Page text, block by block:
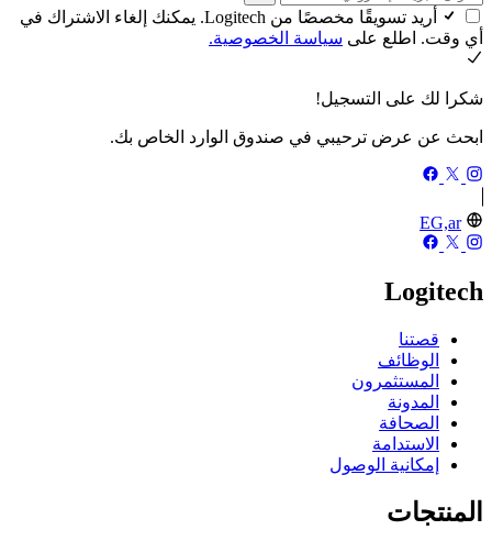
أريد تسويقًا مخصصًا من Logitech. يمكنك إلغاء الاشتراك في
أي وقت. اطلع على سياسة الخصوصية.
شكرا لك على التسجيل!
ابحث عن عرض ترحيبي في صندوق الوارد الخاص بك.
EG,ar
Logitech
قصتنا
الوظائف
المستثمرون
المدونة
الصحافة
الاستدامة
إمكانية الوصول
المنتجات